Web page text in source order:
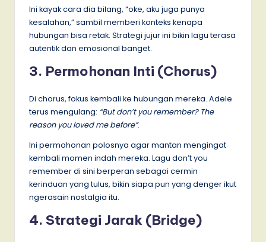
Ini kayak cara dia bilang, “oke, aku juga punya
kesalahan,” sambil memberi konteks kenapa
hubungan bisa retak. Strategi jujur ini bikin lagu terasa
autentik dan emosional banget.
3. Permohonan Inti (Chorus)
Di chorus, fokus kembali ke hubungan mereka. Adele
terus mengulang: “But don’t you remember? The
reason you loved me before”.
Ini permohonan polosnya agar mantan mengingat
kembali momen indah mereka. Lagu don’t you
remember di sini berperan sebagai cermin
kerinduan yang tulus, bikin siapa pun yang denger ikut
ngerasain nostalgia itu.
4. Strategi Jarak (Bridge)